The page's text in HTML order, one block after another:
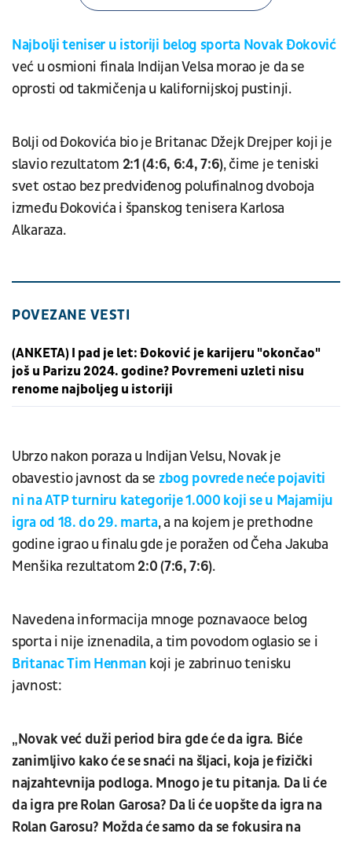
Najbolji teniser u istoriji belog sporta Novak Đoković
već u osmioni finala Indijan Velsa morao je da se
oprosti od takmičenja u kalifornijskoj pustinji.
Bolji od Đokovića bio je Britanac Džejk Drejper koji je
slavio rezultatom 2:1 (4:6, 6:4, 7:6), čime je teniski
svet ostao bez predviđenog polufinalnog dvoboja
između Đokovića i španskog tenisera Karlosa
Alkaraza.
POVEZANE VESTI
(ANKETA) I pad je let: Đoković je karijeru "okončao"
još u Parizu 2024. godine? Povremeni uzleti nisu
renome najboljeg u istoriji
Ubrzo nakon poraza u Indijan Velsu, Novak je
obavestio javnost da se zbog povrede neće pojaviti
ni na ATP turniru kategorije 1.000 koji se u Majamiju
igra od 18. do 29. marta, a na kojem je prethodne
godine igrao u finalu gde je poražen od Čeha Jakuba
Menšika rezultatom 2:0 (7:6, 7:6).
Navedena informacija mnoge poznavaoce belog
sporta i nije iznenadila, a tim povodom oglasio se i
Britanac Tim Henman koji je zabrinuo tenisku
javnost:
„Novak već duži period bira gde će da igra. Biće
zanimljivo kako će se snaći na šljaci, koja je fizički
najzahtevnija podloga. Mnogo je tu pitanja. Da li će
da igra pre Rolan Garosa? Da li će uopšte da igra na
Rolan Garosu? Možda će samo da se fokusira na